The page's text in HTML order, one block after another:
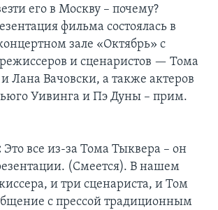
его в Москву – почему?
фильма состоялась в
зале «Октябрь» с
и сценаристов — Тома
Лана Вачовски, а также актеров
Уивинга и Пэ Дуны – прим.
Это все из-за Тома Тыквера – он
(Смеется). В нашем
и три сценариста, и Том
с прессой традиционным